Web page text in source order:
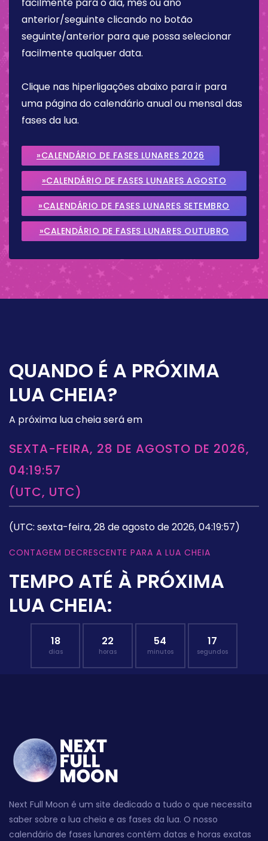
anterior/seguinte clicando no botão
seguinte/anterior para que possa selecionar
facilmente qualquer data.
Clique nas hiperligações abaixo para ir para
uma página do calendário anual ou mensal das
fases da lua.
»CALENDÁRIO DE FASES LUNARES 2026
»CALENDÁRIO DE FASES LUNARES AGOSTO
2026
»CALENDÁRIO DE FASES LUNARES SETEMBRO
2026
»CALENDÁRIO DE FASES LUNARES OUTUBRO
QUANDO É A PRÓXIMA
LUA CHEIA?
A próxima lua cheia será em
SEXTA-FEIRA, 28 DE AGOSTO DE 2026,
04:19:57
(UTC, UTC)
(UTC: sexta-feira, 28 de agosto de 2026, 04:19:57)
CONTAGEM DECRESCENTE PARA A LUA CHEIA
TEMPO ATÉ À PRÓXIMA
LUA CHEIA:
18
dias
22
horas
54
minutos
16
segundos
Next Full Moon é um site dedicado a tudo o que necessita
saber sobre a lua cheia e as fases da lua. O nosso
calendário de fases lunares contém datas e horas exatas